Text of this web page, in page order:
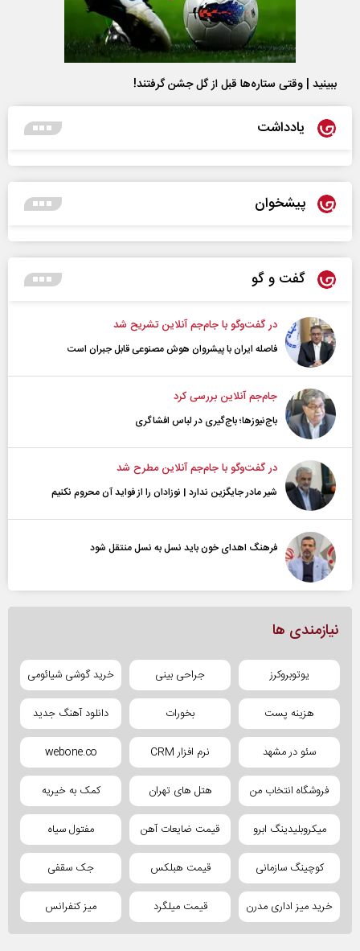
ببینید | وقتی ستاره‌ها قبل از گل جشن گرفتند!
یادداشت
پیشخوان
گفت و گو
در گفت‌و‌گو با جام‌جم آنلاین تشریح شد
فاصله ایران با پیشرو‌ان هوش مصنوعی قابل جبران است
جام‌جم آنلاین بررسی کرد
باج‌نیوزها؛ باج‌گیری در لباس افشاگری
در گفت‌و‌گو با جام‌جم آنلاین مطرح شد
شیر مادر جایگزین ندارد | نوزادان را از فواید آن محروم نکنیم
فرهنگ اهدای خون باید نسل به نسل منتقل شود
نیازمندی ها
یوتوبروکرز جراحی بینی خرید گوشی شیائومی
هزینه پست بخورات دانلود آهنگ جدید
سئو در مشهد نرم افزار CRM webone.co
فروشگاه انتخاب من هتل های تهران کمک به خیریه
میکروبلیدینگ ابرو قیمت ضایعات آهن مفتول سیاه
کوچینگ سازمانی قیمت هبلکس جک سقفی
خرید میز اداری مدرن قیمت میلگرد میز کنفرانس